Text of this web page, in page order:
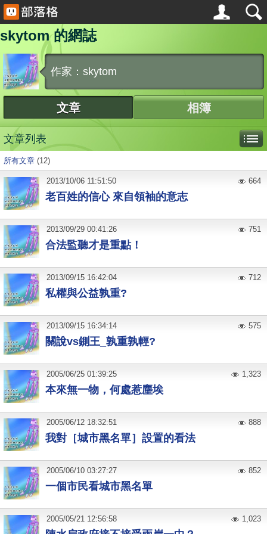
skytom 的網誌
作家：skytom
文章 相簿
文章列表
所有文章 (12)
老百姓的信心 來自領袖的意志
2013/10/06 11:51:50 664
合法監聽才是重點！
2013/09/29 00:41:26 751
私權與公益孰重?
2013/09/15 16:42:04 712
關說vs鍘王_孰重孰輕?
2013/09/15 16:34:14 575
本來無一物，何處惹塵埃
2005/06/25 01:39:25 1,323
我對［城市黑名單］設置的看法
2005/06/12 18:32:51 888
一個市民看城市黑名單
2005/06/10 03:27:27 852
2005/05/21 12:56:58 1,023